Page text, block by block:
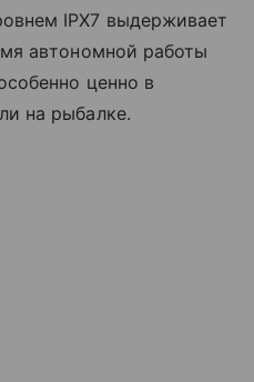
IPX7 выдерживает
автономной работы
ценно в
на рыбалке.